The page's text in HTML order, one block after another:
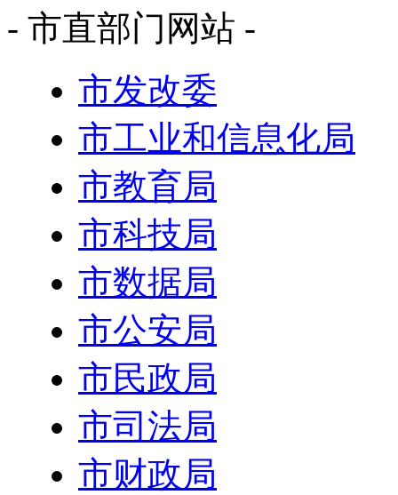
- 市直部门网站 -
市发改委
市工业和信息化局
市教育局
市科技局
市数据局
市公安局
市民政局
市司法局
市财政局